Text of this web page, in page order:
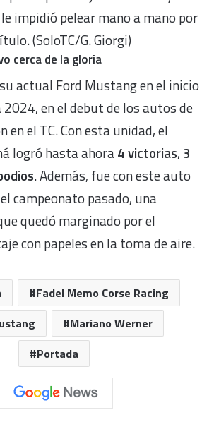
impidió pelear mano a mano por
(SoloTC/G. Giorgi)
cerca de la gloria
actual Ford Mustang en el inicio
en el debut de los autos de
en el TC. Con esta unidad, el
logró hasta ahora4 victorias, 3
. Además, fue con este auto
campeonato pasado, una
quedó marginado por el
con papeles en la toma de aire.
Fadel Memo Corse Racing
Mariano Werner
Portada